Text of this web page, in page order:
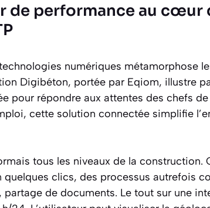
de performance au cœur
numériques métamorphose
Digibéton, portée par Eqiom, illustre
pour répondre aux attentes des chefs
cette solution connectée simplifie
tous les niveaux de la construction.
clics, des processus autrefois
de documents. Le tout sur une